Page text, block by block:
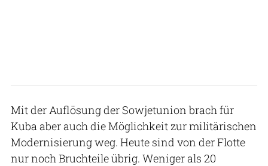
Mit der Auflösung der Sowjetunion brach für
Kuba aber auch die Möglichkeit zur militärischen
Modernisierung weg. Heute sind von der Flotte
nur noch Bruchteile übrig. Weniger als 20